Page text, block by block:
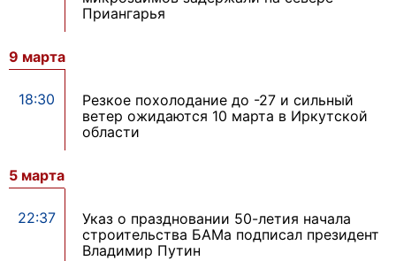
Приангарья
9 марта
18:30
Резкое похолодание до -27 и сильный
ветер ожидаются 10 марта в Иркутской
области
5 марта
22:37
Указ о праздновании 50-летия начала
строительства БАМа подписал президент
Владимир Путин